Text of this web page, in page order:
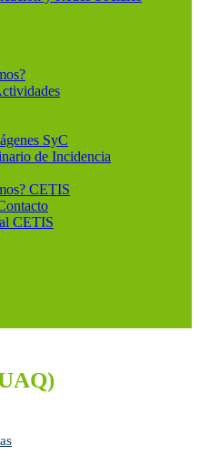
SyC
de Incidencia
CETIS
CETIS